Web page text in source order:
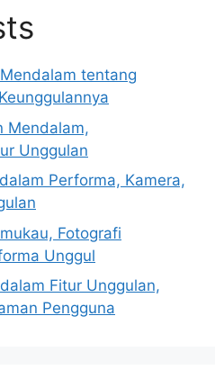
tentang
Mendalam,
Unggulan
Performa, Kamera,
Fotografi
Unggul
Fitur Unggulan,
Pengguna